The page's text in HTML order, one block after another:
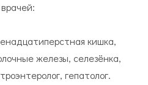
кишка,
железы, селезёнка,
гепатолог.